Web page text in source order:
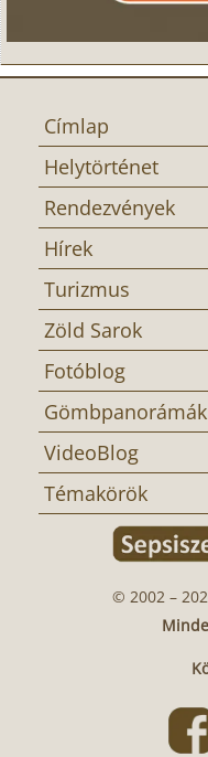
Címlap
Helytörténet
Rendezvények
Hírek
Turizmus
Zöld Sarok
Fotóblog
Gömbpanorámák
VideoBlog
Témakörök
© 2002 –